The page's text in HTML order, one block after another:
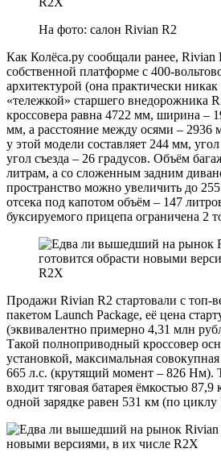
На фото: салон Rivian R2
Как Колёса.ру сообщали ранее, Rivian
собственной платформе с 400-
архитектурой (она практически никак
«тележкой» старшего внедорожника
кроссовера равна 4722 мм, ширина –
мм, а расстояние между осями –
у этой модели составляет 244 мм,
угол съезда – 26 градусов. Объём
литрам, а со сложенным задним
пространство можно увеличить до
отсека под капотом объём – 147
буксируемого прицепа ограничена 2
Продажи Rivian R2 стартовали с топ-
пакетом Launch Package, её цена
(эквивалентно примерно 4,31 млн
Такой полноприводный кроссовер
установкой, максимальная
665 л.с. (крутящий момент – 826 Нм).
входит тяговая батарея ёмкостью 87,9
одной зарядке равен 531 км (по циклу